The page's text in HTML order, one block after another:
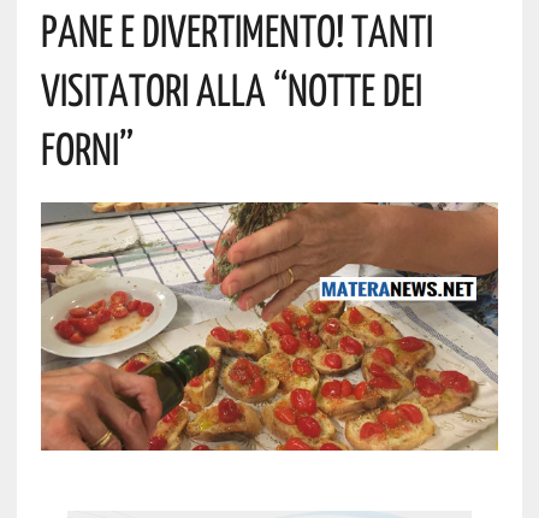
PANE E DIVERTIMENTO! TANTI
VISITATORI ALLA “NOTTE DEI
FORNI”